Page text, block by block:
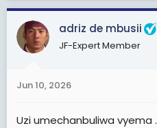
a
c
t
i
s
adriz de mbusii
JF-Expert Member
Jun 10, 2026
Uzi umechanbuliwa vyema .